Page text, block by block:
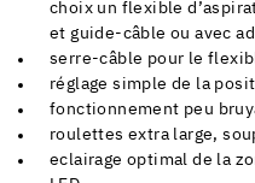
choix un flexible
et guide-câble ou avec
serre-câble pour le
réglage simple de la
fonctionnement peu
roulettes extra large,
eclairage optimal de la